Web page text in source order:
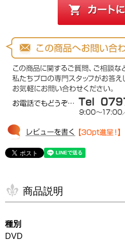
商品説明
種別
DVD